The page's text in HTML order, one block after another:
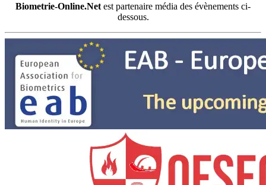
Biometrie-Online.Net est partenaire média des évènements ci-
dessous.